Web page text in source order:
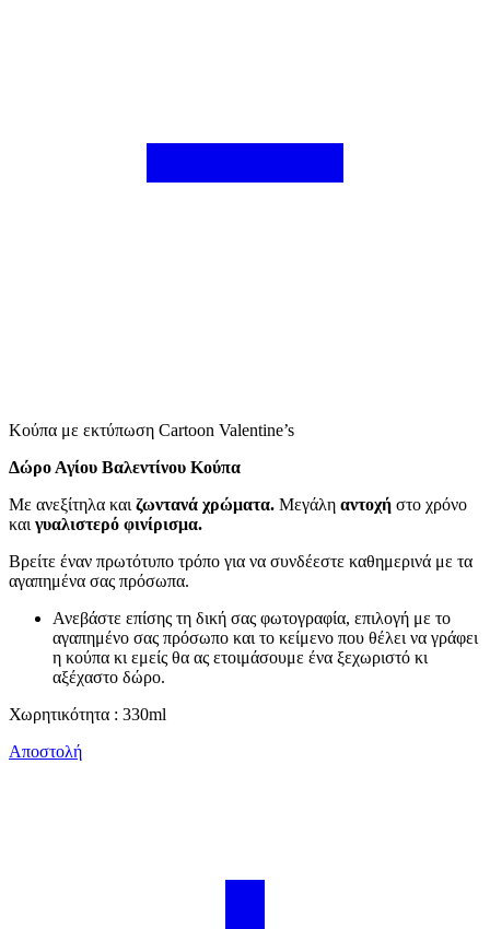
Κούπα με εκτύπωση Cartoon Valentine’s
Δώρο Αγίου Βαλεντίνου Κούπα
Με ανεξίτηλα και ζωντανά χρώματα. Μεγάλη αντοχή στο χρόνο
και γυαλιστερό φινίρισμα.
Βρείτε έναν πρωτότυπο τρόπο για να συνδέεστε καθημερινά με τα
αγαπημένα σας πρόσωπα.
Ανεβάστε επίσης τη δική σας φωτογραφία, επιλογή με το
αγαπημένο σας πρόσωπο και το κείμενο που θέλει να γράφει
η κούπα κι εμείς θα ας ετοιμάσουμε ένα ξεχωριστό κι
αξέχαστο δώρο.
Χωρητικότητα : 330ml
Αποστολή